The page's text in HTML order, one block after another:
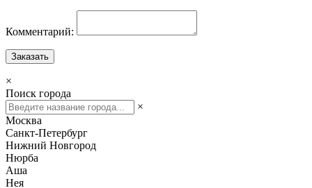
Комментарий:
Заказать
×
Поиск города
×
Москва
Санкт-Петербург
Нижний Новгород
Нюрба
Аша
Нея